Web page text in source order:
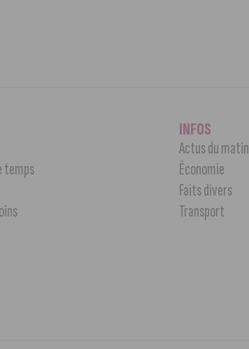
temps
INFOS
Actus du matin
Économie
Faits divers
Transport